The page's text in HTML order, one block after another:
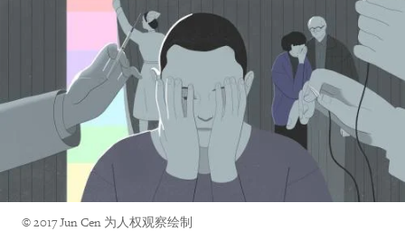
© 2017 Jun Cen 为人权观察绘制